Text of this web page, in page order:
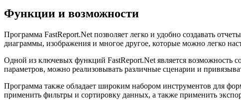
Функции и возможности
Программа FastReport.Net позволяет легко и удобно создавать
диаграммы, изображения и многое другое, которые можно легко
Одной из ключевых функций FastReport.Net является возможность
параметров, можно реализовывать различные сценарии и
Программа также обладает широким набором инструментов для
применить фильтры и сортировку данных, а также применить